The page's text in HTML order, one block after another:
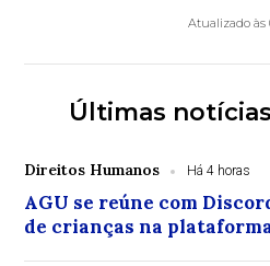
Atualizado às
Últimas notícias
Direitos Humanos Há 4 horas
AGU se reúne com
de crianças na